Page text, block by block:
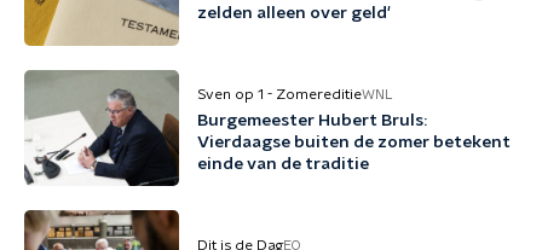
zelden alleen over geld'
Sven op 1 - ZomereditieWNL
Burgemeester Hubert Bruls:
Vierdaagse buiten de zomer betekent
einde van de traditie
Dit is de DagEO